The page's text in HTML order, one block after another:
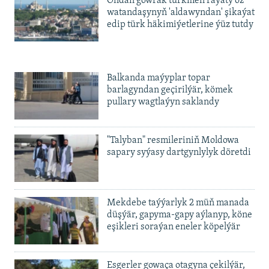
watandaşynyň 'aldawyndan' şikaýat
edip türk häkimiýetlerine ýüz tutdy
Balkanda maýyplar topar
barlagyndan geçirilýär, kömek
pullary wagtlaýyn saklandy
"Talyban" resmileriniň Moldowa
sapary syýasy dartgynlylyk döretdi
Mekdebe taýýarlyk 2 müň manada
düşýär, gapyma-gapy aýlanyp, köne
eşikleri soraýan eneler köpelýär
Esgerler gowaça otagyna çekilýär,